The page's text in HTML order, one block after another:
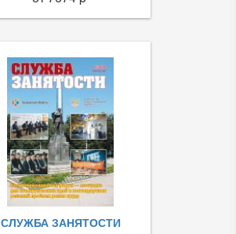
СЛУЖБА ЗАНЯТОСТИ